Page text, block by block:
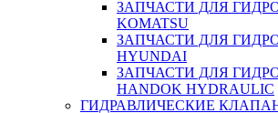
ЗАПЧАСТИ ДЛЯ
KOMATSU
ЗАПЧАСТИ ДЛЯ
HYUNDAI
ЗАПЧАСТИ ДЛЯ
HANDOK HYDRAULIC
ГИДРАВЛИЧЕСКИЕ